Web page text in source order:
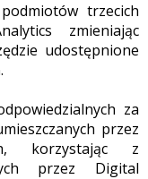
trzecich
zmieniając
udostępnione
za
przez
korzystając z
przez Digital